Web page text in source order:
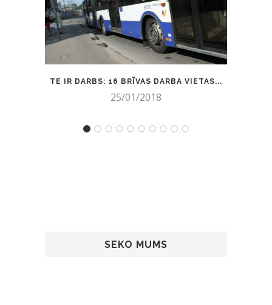
TE IR DARBS: 16 BRĪVAS DARBA VIETAS...
25/01/2018
SEKO MUMS